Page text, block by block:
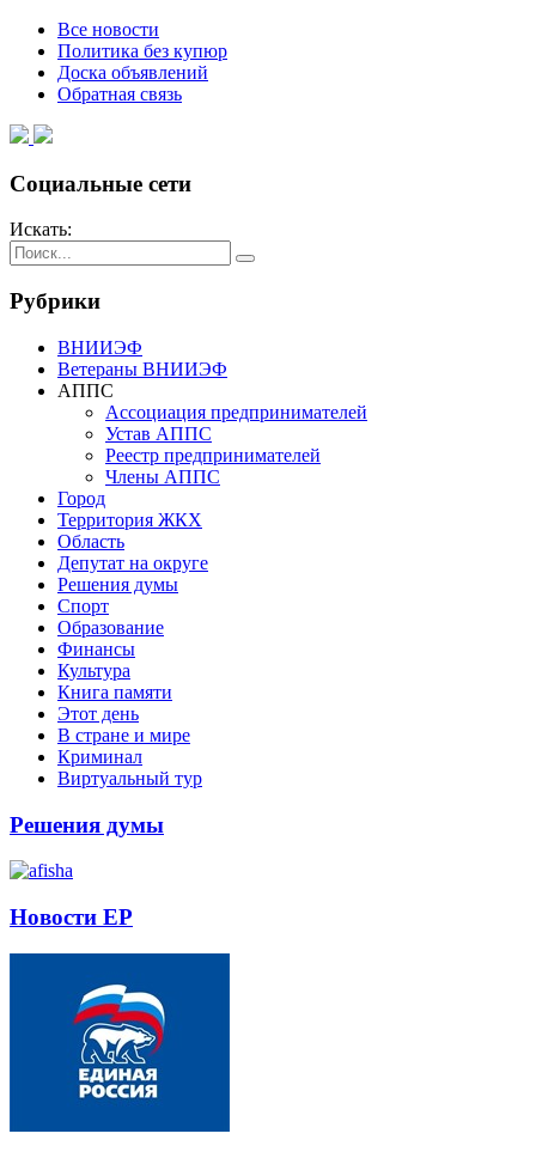
Все новости
Политика без купюр
Доска объявлений
Обратная связь
Социальные сети
Искать:
Рубрики
ВНИИЭФ
Ветераны ВНИИЭФ
АППС
Ассоциация предпринимателей
Устав АППС
Реестр предпринимателей
Члены АППС
Город
Территория ЖКХ
Область
Депутат на округе
Решения думы
Спорт
Образование
Финансы
Культура
Книга памяти
Этот день
В стране и мире
Криминал
Виртуальный тур
Решения думы
Новости ЕР